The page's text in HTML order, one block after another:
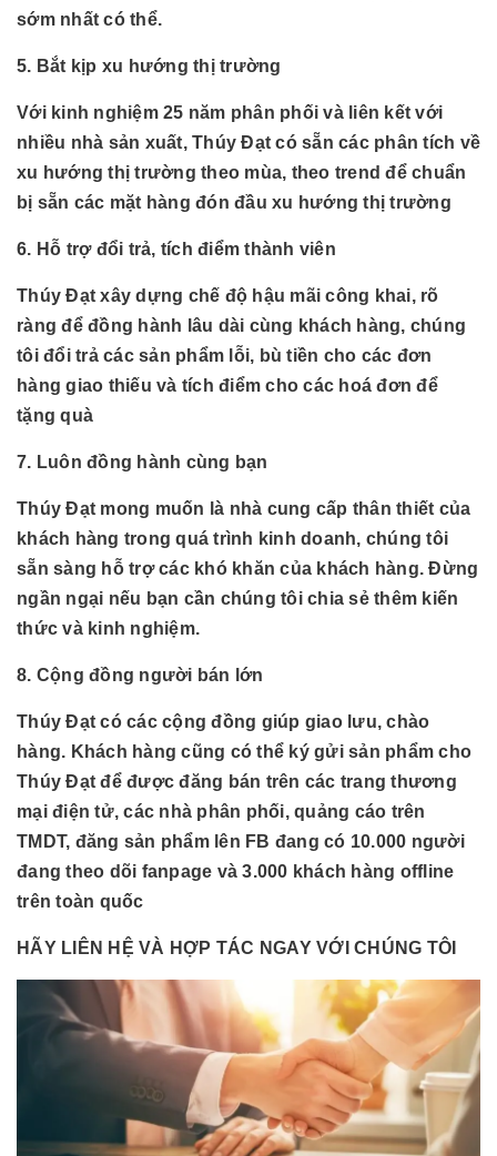
sớm nhất có thể.
5. Bắt kịp xu hướng thị trường
Với kinh nghiệm 25 năm phân phối và liên kết với
nhiều nhà sản xuất, Thúy Đạt có sẵn các phân tích về
xu hướng thị trường theo mùa, theo trend để chuẩn
bị sẵn các mặt hàng đón đầu xu hướng thị trường
6. Hỗ trợ đổi trả, tích điểm thành viên
Thúy Đạt xây dựng chế độ hậu mãi công khai, rõ
ràng để đồng hành lâu dài cùng khách hàng, chúng
tôi đổi trả các sản phẩm lỗi, bù tiền cho các đơn
hàng giao thiếu và tích điểm cho các hoá đơn để
tặng quà
7. Luôn đồng hành cùng bạn
Thúy Đạt mong muốn là nhà cung cấp thân thiết của
khách hàng trong quá trình kinh doanh, chúng tôi
sẵn sàng hỗ trợ các khó khăn của khách hàng. Đừng
ngần ngại nếu bạn cần chúng tôi chia sẻ thêm kiến
thức và kinh nghiệm.
8. Cộng đồng người bán lớn
Thúy Đạt có các cộng đồng giúp giao lưu, chào
hàng. Khách hàng cũng có thể ký gửi sản phẩm cho
Thúy Đạt để được đăng bán trên các trang thương
mại điện tử, các nhà phân phối, quảng cáo trên
TMDT, đăng sản phẩm lên FB đang có 10.000 người
đang theo dõi fanpage và 3.000 khách hàng offline
trên toàn quốc
HÃY LIÊN HỆ VÀ HỢP TÁC NGAY VỚI CHÚNG TÔI